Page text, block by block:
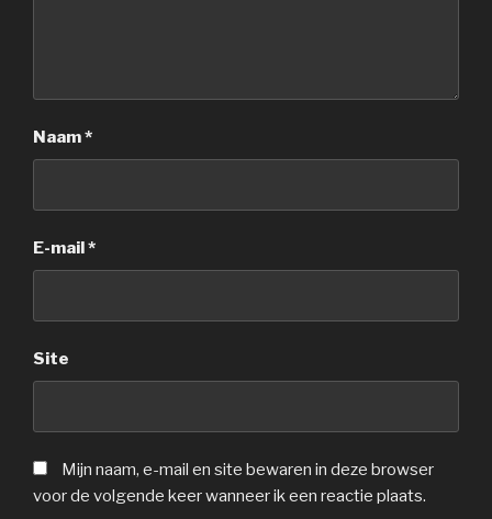
Naam*
E-mail*
Site
Mijn naam, e-mail en site bewaren in deze browser
voor de volgende keer wanneer ik een reactie plaats.